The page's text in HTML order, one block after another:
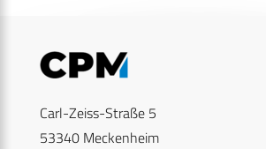
Carl-Zeiss-Straße 5
53340 Meckenheim